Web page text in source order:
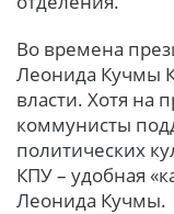
Во времена
Леонида Кучмы
власти. Хотя на
коммунисты
политических
КПУ – удобная
Леонида Кучмы.